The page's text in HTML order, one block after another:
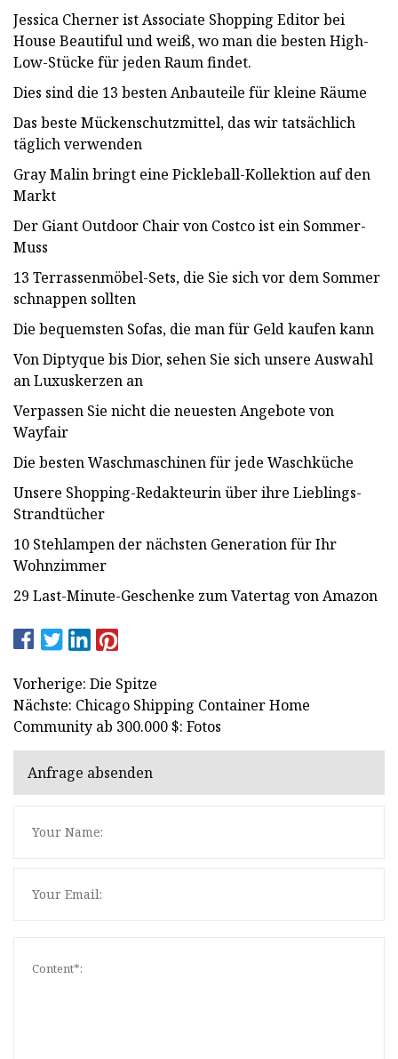
Jessica Cherner ist Associate Shopping Editor bei
House Beautiful und weiß, wo man die besten High-
Low-Stücke für jeden Raum findet.
Dies sind die 13 besten Anbauteile für kleine Räume
Das beste Mückenschutzmittel, das wir tatsächlich
täglich verwenden
Gray Malin bringt eine Pickleball-Kollektion auf den
Markt
Der Giant Outdoor Chair von Costco ist ein Sommer-
Muss
13 Terrassenmöbel-Sets, die Sie sich vor dem Sommer
schnappen sollten
Die bequemsten Sofas, die man für Geld kaufen kann
Von Diptyque bis Dior, sehen Sie sich unsere Auswahl
an Luxuskerzen an
Verpassen Sie nicht die neuesten Angebote von
Wayfair
Die besten Waschmaschinen für jede Waschküche
Unsere Shopping-Redakteurin über ihre Lieblings-
Strandtücher
10 Stehlampen der nächsten Generation für Ihr
Wohnzimmer
29 Last-Minute-Geschenke zum Vatertag von Amazon
Vorherige: Die Spitze
Nächste: Chicago Shipping Container Home
Community ab 300.000 $: Fotos
Anfrage absenden